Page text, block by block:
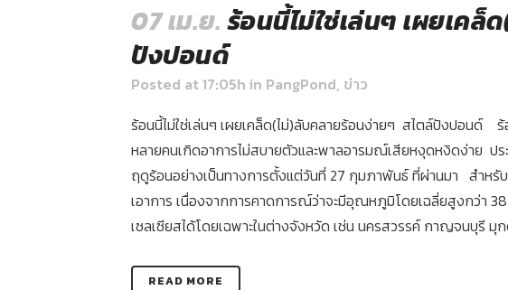
07 เม.ย. ร้อนนี้ไม่ใช่เล่นๆ เผยเค
ปังปอนด์
Posted at 17:05h in PangPond, ข่าว
ร้อนนี้ไม่ใช่เล่นๆ เผยเคล็ด(ไม่)ลับคลายร้อนง่ายๆ สไตล์ปังปอนด์
หลายคนเกิดอาการไม่สบายตัวและพาลอารมณ์เสียหงุดหงิดง่าย ประ
ฤดูร้อนอย่างเป็นทางการตั้งแต่วันที่ 27 กุมภาพันธ์ ที่ผ่านมา สำหรั
เอาการ เนื่องจากการคาดการณ์ว่าจะมีอุณหภูมิโดยเฉลี่ยสูงกว่า
เซลเซียสได้โดยเฉพาะในต่างจังหวัด เช่น นครสวรรค์ กาญจนบุรี มุ
READ MORE